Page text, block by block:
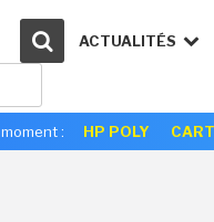
ACTUALITÉS
: HP POLY